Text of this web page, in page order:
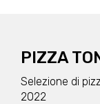
PIZZA
Selezione di
2022